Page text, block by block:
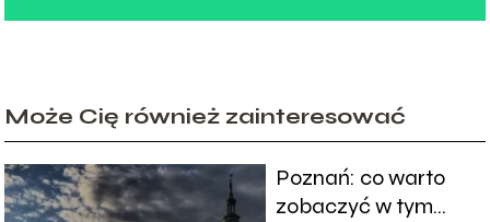
Może Cię również zainteresować
Poznań: co warto
zobaczyć w tym